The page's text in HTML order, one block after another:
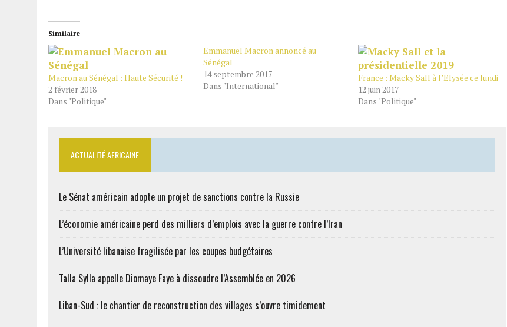
Similaire
Macron au Sénégal : Haute Sécurité !
2 février 2018
Dans "Politique"
Emmanuel Macron annoncé au
Sénégal
14 septembre 2017
Dans "International"
France : Macky Sall à l’Elysée ce lundi
12 juin 2017
Dans "Politique"
ACTUALITÉ AFRICAINE
Le Sénat américain adopte un projet de sanctions contre la Russie
L’économie américaine perd des milliers d’emplois avec la guerre contre l’Iran
L’Université libanaise fragilisée par les coupes budgétaires
Talla Sylla appelle Diomaye Faye à dissoudre l’Assemblée en 2026
Liban-Sud : le chantier de reconstruction des villages s’ouvre timidement